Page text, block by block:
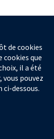
de cookies
cookies que
il a été
vous pouvez
dessous.